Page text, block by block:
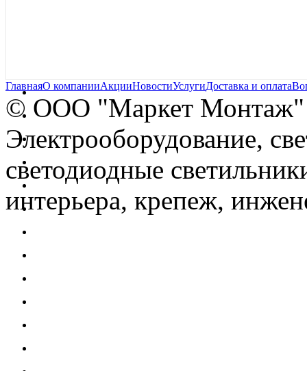
ГлавнаяО компанииАкцииНовостиУслугиДоставка и оплата
© OOO "Маркет Монтаж"
Электрооборудование,
светодиодные
интерьера, крепеж,